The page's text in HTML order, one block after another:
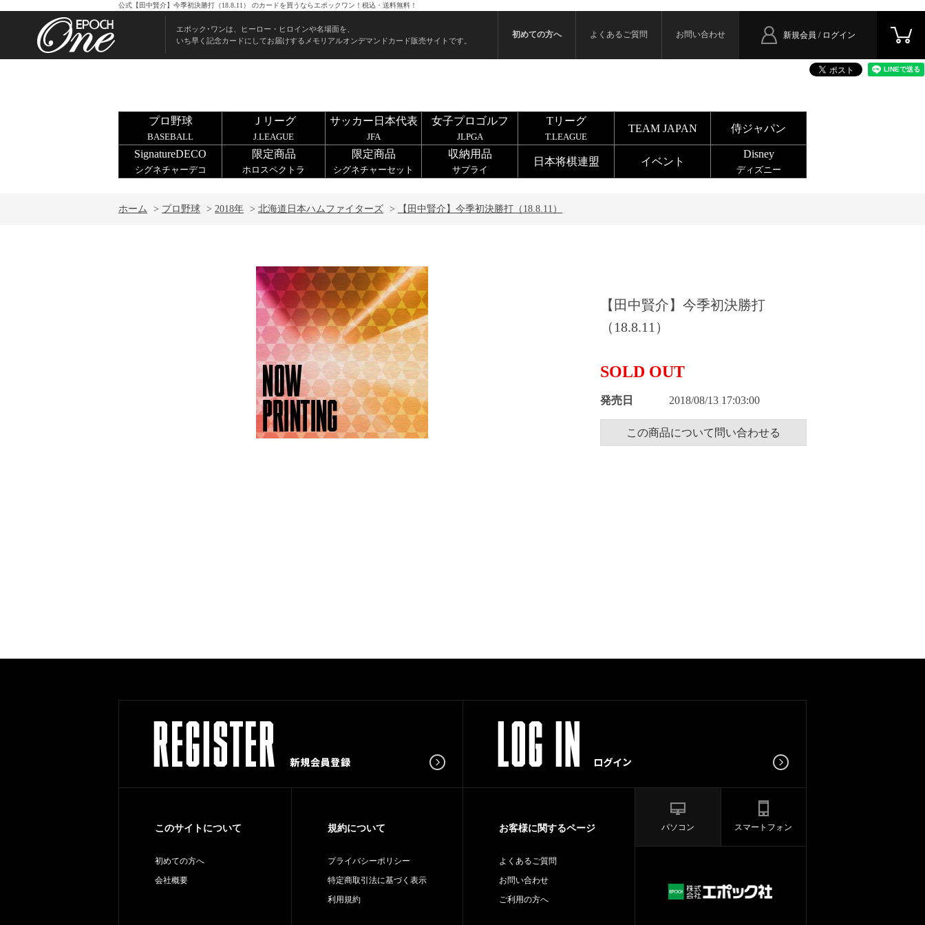
公式【田中賢介】今季初決勝打（18.8.11） のカードを買うならエポックワン！税込・送料無料！
エポック･ワンは、ヒーロー・ヒロインや名場面を、
いち早く記念カードにしてお届けするメモリアルオンデマンドカード販売サイトです。
新規会員 / ログイン
初めての方へ よくあるご質問 お問い合わせ
プロ野球
BASEBALL
Ｊリーグ
J.LEAGUE
サッカー日本代表
JFA
女子プロゴルフ
JLPGA
Tリーグ
T.LEAGUE
TEAM JAPAN 侍ジャパン
SignatureDECO
シグネチャーデコ
限定商品
ホロスペクトラ
限定商品
シグネチャーセット
収納用品
サプライ
日本将棋連盟 イベント
Disney
ディズニー
ホーム > プロ野球 > 2018年 > 北海道日本ハムファイターズ > 【田中賢介】今季初決勝打（18.8.11）
【田中賢介】今季初決勝打
（18.8.11）
SOLD OUT
発売日 2018/08/13 17:03:00
この商品について問い合わせる
このサイトについて
初めての方へ
会社概要
規約について
プライバシーポリシー
特定商取引法に基づく表示
利用規約
お客様に関するページ
よくあるご質問
お問い合わせ
ご利用の方へ
パソコン スマートフォン